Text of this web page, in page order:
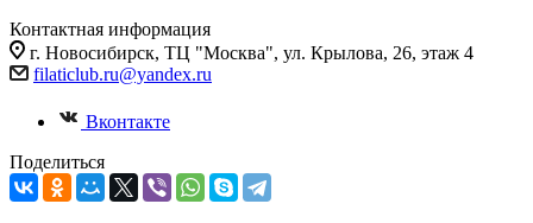
Контактная информация
г. Новосибирск, ТЦ "Москва", ул. Крылова, 26, этаж 4
filaticlub.ru@yandex.ru
Вконтакте
Поделиться